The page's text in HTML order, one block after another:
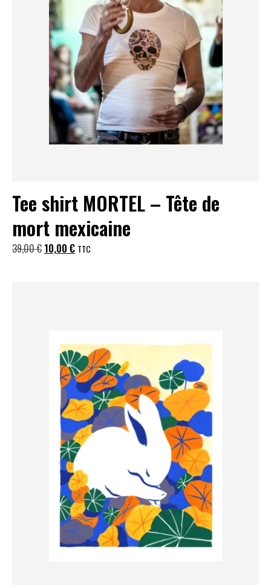
Tee shirt MORTEL – Tête de
mort mexicaine
39,00€ Le
10,00 €LeTTC